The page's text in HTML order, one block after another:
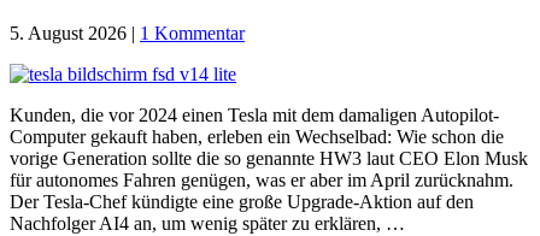
5. August 2026 | 1 Kommentar
Kunden, die vor 2024 einen Tesla mit dem damaligen Autopilot-
Computer gekauft haben, erleben ein Wechselbad: Wie schon die
vorige Generation sollte die so genannte HW3 laut CEO Elon Musk
für autonomes Fahren genügen, was er aber im April zurücknahm.
Der Tesla-Chef kündigte eine große Upgrade-Aktion auf den
Nachfolger AI4 an, um wenig später zu erklären, …